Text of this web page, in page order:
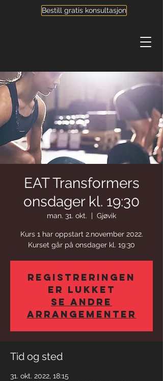
Bestill gratis konsultasjon
EAT Transformers
onsdager kl. 19:30
man. 31. okt.
  |
Gjøvik
Kurs 1 har oppstart 2.november 2022.
Kurset går på onsdager kl. 19:30
Registreringen
er lukket
Se andre
arrangementer
Tid og sted
31. okt. 2022, 18:15